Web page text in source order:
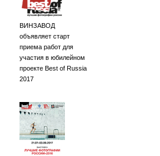
ВИНЗАВОД
объявляет старт
приема работ для
участия в юбилейном
проекте Best of Russia
2017